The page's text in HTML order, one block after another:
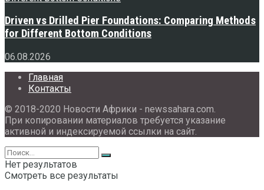
Driven vs Drilled Pier Foundations: Comparing Methods
for Different Bottom Conditions
06.08.2026
Главная
Контакты
© 2018-2020 Новости Африки - newssahara.com.
При копировании материалов требуется указание
активной и индексируемой ссылки на сайт.
Нет результатов
Смотреть все результаты